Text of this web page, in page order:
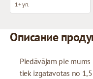
1+ уп.
Описание
Piedāvājam pie
tiek izgatavotas no